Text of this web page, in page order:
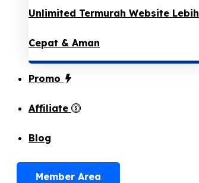
Unlimited Termurah Website Lebih
Cepat & Aman
Promo
Affiliate
Blog
Member Area